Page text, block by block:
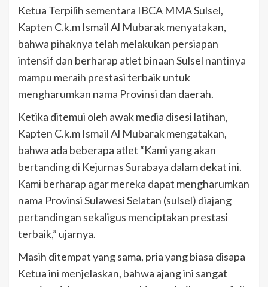
Ketua Terpilih sementara IBCA MMA Sulsel,
Kapten C.k.m Ismail Al Mubarak menyatakan,
bahwa pihaknya telah melakukan persiapan
intensif dan berharap atlet binaan Sulsel nantinya
mampu meraih prestasi terbaik untuk
mengharumkan nama Provinsi dan daerah.
Ketika ditemui oleh awak media disesi latihan,
Kapten C.k.m Ismail Al Mubarak mengatakan,
bahwa ada beberapa atlet “Kami yang akan
bertanding di Kejurnas Surabaya dalam dekat ini.
Kami berharap agar mereka dapat mengharumkan
nama Provinsi Sulawesi Selatan (sulsel) diajang
pertandingan sekaligus menciptakan prestasi
terbaik,” ujarnya.
Masih ditempat yang sama, pria yang biasa disapa
Ketua ini menjelaskan, bahwa ajang ini sangat